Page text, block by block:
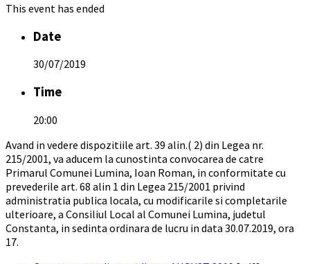
This event has ended
Date
30/07/2019
Time
20:00
Avand in vedere dispozitiile art. 39 alin.( 2) din Legea nr.
215/2001, va aducem la cunostinta convocarea de catre
Primarul Comunei Lumina, Ioan Roman, in conformitate cu
prevederile art. 68 alin 1 din Legea 215/2001 privind
administratia publica locala, cu modificarile si completarile
ulterioare, a Consiliul Local al Comunei Lumina, judetul
Constanta, in sedinta ordinara de lucru in data 30.07.2019, ora
17.